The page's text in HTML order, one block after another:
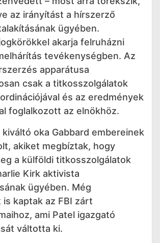
az irányítást a hírszerző
ügyében.
akarja felruházni
tevékenységben. Az
apparátusa
csak a titkosszolgálatok
és az eredmények
foglalkozott az elnökhöz.
oka Gabbard embereinek
akiket megbíztak, hogy
a külföldi titkosszolgálatok
Kirk aktivista
ügyében. Még
kaptak az FBI zárt
ami Patel igazgató
váltotta ki.